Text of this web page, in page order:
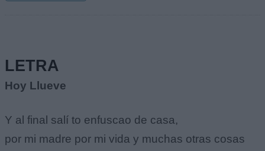
LETRA
Hoy Llueve
Y al final salí to enfuscao de casa,
por mi madre por mi vida y muchas otras cosas